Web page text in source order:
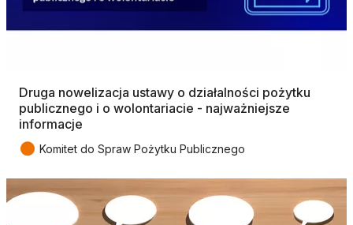
Druga nowelizacja ustawy o działalności pożytku
publicznego i o wolontariacie - najważniejsze
informacje
● Komitet do Spraw Pożytku Publicznego